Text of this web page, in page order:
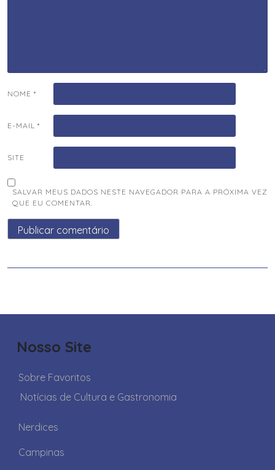
NOME *
E-MAIL *
SITE
SALVAR MEUS DADOS NESTE NAVEGADOR PARA A PRÓXIMA VEZ
QUE EU COMENTAR.
Nosso Site
Sobre Favoritos
Notícias de Cultura e Gastronomia
Nerdices
Campinas